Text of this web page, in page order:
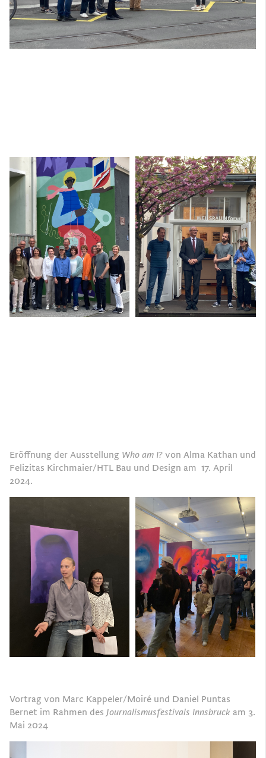
Eröffnung der Ausstellung Who am I? von Alma Kathan und
Felizitas Kirchmaier/HTL Bau und Design am 17. April
2024.
Vortrag von Marc Kappeler/Moiré und Daniel Puntas
Bernet im Rahmen des Journalismusfestivals Innsbruck am 3.
Mai 2024